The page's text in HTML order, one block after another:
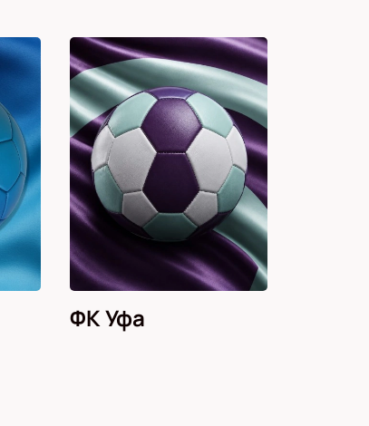
ФК Уфа